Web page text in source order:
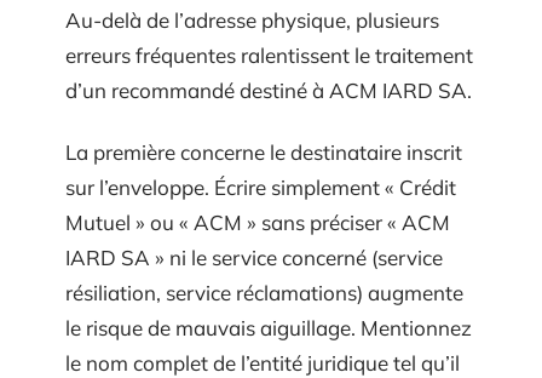
Au-delà de l’adresse physique, plusieurs
erreurs fréquentes ralentissent le traitement
d’un recommandé destiné à ACM IARD SA.
La première concerne le destinataire inscrit
sur l’enveloppe. Écrire simplement « Crédit
Mutuel » ou « ACM » sans préciser « ACM
IARD SA » ni le service concerné (service
résiliation, service réclamations) augmente
le risque de mauvais aiguillage. Mentionnez
le nom complet de l’entité juridique tel qu’il